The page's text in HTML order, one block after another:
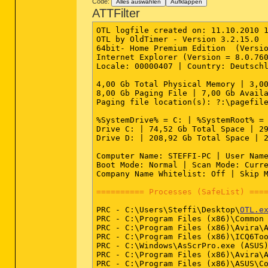
DRV: 64bit: - (s1018nd5) Sony
DRV:64bit:
DRV:64bit: - (fssfltr) --
DRV: 64bit: - (WimFltr) --
DRV:
64bit: - (ASMMAP64) --
========== Standard Registry
========== Internet Explorer
IE -
IE -
IE -
IE - HKCU\..\URLSearchHook:  -
IE -
========== FireFox ==========
FF -
FF -
FF -
FF -
FF - prefs.js..keyword.URL: "hxxp://
FF -
FF -
Alles auswählen Aufklappen
ATTFilter
OTL logfile created on: 11.10.2010
OTL by OldTimer - Version
64bit- Home Premium Edition
Internet Explorer (Version =
Locale: 00000407 | Country:
4,00 Gb Total Physical Memory |
8,00 Gb Paging File | 7,00 Gb
Paging file location(s):
%SystemDrive% = C: |
Drive C: | 74,52 Gb Total Space |
Drive D: | 208,92 Gb Total Space |
Computer Name: STEFFI-PC | User
Boot Mode: Normal | Scan Mode:
Company Name Whitelist: Off |
========== Processes (SafeList)
PRC - C:\Users\Steffi\Desktop\
PRC - C:\Program Files
PRC - C:\Program Files
PRC - C:\Program Files
PRC - C:\Windows\AsScrPro.exe (ASUS)
PRC - C:\Program Files
PRC - C:\Program Files